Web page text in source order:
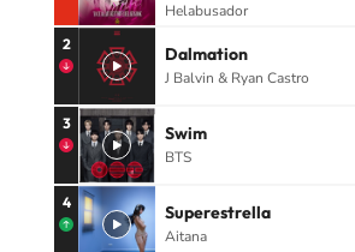
Helabusador
2 Dalmation
J Balvin & Ryan Castro
3 Swim
BTS
4 Superestrella
Aitana